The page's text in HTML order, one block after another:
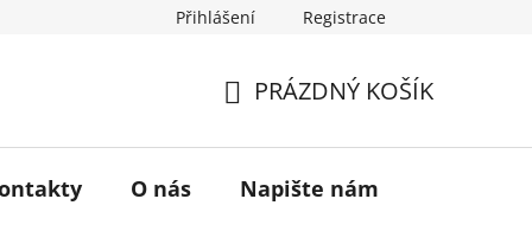
Historie značky TONA
Přihlášení Registrace
KOŠÍK
PRÁZDNÝ KOŠÍK
O nás Napište nám